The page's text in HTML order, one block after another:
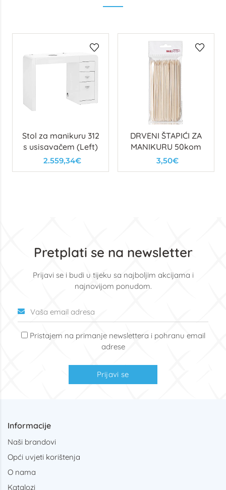
Stol za manikuru 312
s usisavačem (Left)
2.559,34€
DRVENI ŠTAPIĆI ZA
MANIKURU 50kom
3,50€
Pretplati se na newsletter
Prijavi se i budi u tijeku sa najboljim akcijama i
najnovijom ponudom.
Pristajem na primanje newslettera i pohranu email
adrese
Prijavi se
Informacije
Naši brandovi
Opći uvjeti korištenja
O nama
Katalozi